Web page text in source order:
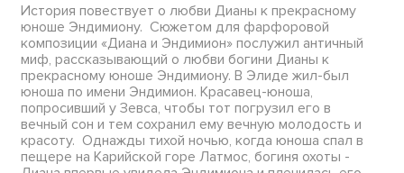
История повествует о любви Дианы к прекрасному
юноше Эндимиону. Сюжетом для фарфоровой
композиции «Диана и Эндимион» послужил античный
миф, рассказывающий о любви богини Дианы к
прекрасному юноше Эндимиону. В Элиде жил-был
юноша по имени Эндимион. Красавец-юноша,
попросивший у Зевса, чтобы тот погрузил его в
вечный сон и тем сохранил ему вечную молодость и
красоту. Однажды тихой ночью, когда юноша спал в
пещере на Карийской горе Латмос, богиня охоты -